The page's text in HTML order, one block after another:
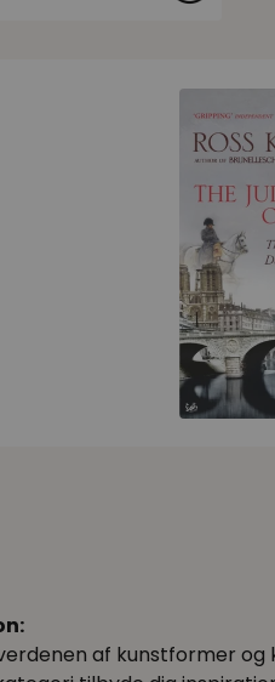
af kunstformer